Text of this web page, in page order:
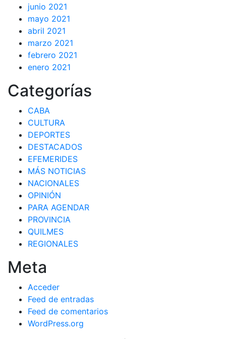
junio 2021
mayo 2021
abril 2021
marzo 2021
febrero 2021
enero 2021
Categorías
CABA
CULTURA
DEPORTES
DESTACADOS
EFEMERIDES
MÁS NOTICIAS
NACIONALES
OPINIÓN
PARA AGENDAR
PROVINCIA
QUILMES
REGIONALES
Meta
Acceder
Feed de entradas
Feed de comentarios
WordPress.org